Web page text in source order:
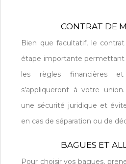
CONTRAT DE
Bien que facultatif, le
étape importante
les règles financières et
s’appliqueront à votre
une sécurité juridique et
en cas de séparation ou de
BAGUES ET
Pour choisir vos bagues,